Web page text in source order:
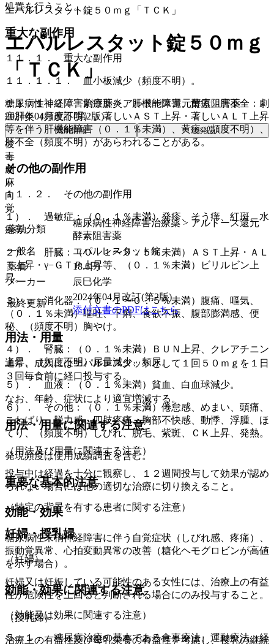
処置を行うこと。
重大な副作用
１１．１． 重大な副作用
１１．１．１． 血小板減少（頻度不明）。
１１．１．２． 劇症肝炎、肝機能障害、黄疸、肝不全：劇
症肝炎（頻度不明）、著しいＡＳＴ上昇・著しいＡＬＴ上昇
等を伴う肝機能障害（０．１％未満）、黄疸（頻度不明）、
肝不全（頻度不明）があらわれることがある。
その他の副作用
１１．２． その他の副作用
１）． 過敏症：（０．１％未満）発疹、そう痒、紅斑、水
疱等。
２）． 肝臓：（０．１〜０．５％未満）ＡＳＴ上昇・ＡＬ
Ｔ上昇・γ−ＧＴＰ上昇等、（０．１％未満）ビリルビン上
昇。
３）． 消化器：（０．１〜０．５％未満）腹痛、嘔気、
（０．１％未満）嘔吐、下痢、食欲不振、腹部膨満感、便
秘、（頻度不明）胸やけ。
４）． 腎臓：（０．１％未満）ＢＵＮ上昇、クレアチニン
上昇、（頻度不明）尿量減少、頻尿。
５）． 血液：（０．１％未満）貧血、白血球減少。
６）． その他：（０．１％未満）倦怠感、めまい、頭痛、
こわばり、脱力感、四肢疼痛、胸部不快感、動悸、浮腫、ほ
てり、（頻度不明）しびれ、脱毛、紫斑、ＣＫ上昇、発熱。
発現頻度は使用成績調査を含む。
重要な基本的注意
（特定の背景を有する患者に関する注意）
妊婦・授乳婦
（妊婦）
妊婦又は妊娠している可能性のある女性には、治療上の有益
性が危険性を上回ると判断される場合にのみ投与すること。
（授乳婦）
治療上の有益性及び母乳栄養の有益性を考慮し、授乳の継続
エパルレスタット錠５０ｍｇ「ＴＣＫ」
エパルレスタット錠５０ｍｇ
「ＴＣＫ」
糖尿病性神経障害治療薬 > アルドース還元酵素阻害薬
2024年04月改訂(第2版)
薬剤情報 後発品
後
毒
劇
麻
向
覚
薬効分類
糖尿病性神経障害治療薬 > アルドース還元
酵素阻害薬
一般名
エパルレスタット錠
薬価
18.6円
メーカー
辰巳化学
最終更新
2024年04月改訂(第2版)
添付文書のPDFはこちら
用法・用量
通常、成人にはエパルレスタットとして１回５０ｍｇを１日
３回毎食前に経口投与する。
なお、年齢、症状により適宜増減する。
用法・用量に関連する注意
（用法及び用量に関連する注意）
投与中は経過を十分に観察し、１２週間投与して効果が認め
られない場合には他の適切な治療に切り換えること。
効能・効果
糖尿病性末梢神経障害に伴う自覚症状（しびれ感、疼痛）、
振動覚異常、心拍変動異常の改善（糖化ヘモグロビンが高値
を示す場合）。
効能・効果に関連する注意
（効能又は効果に関連する注意）
５．１． 糖尿病治療の基本である食事療法、運動療法、経